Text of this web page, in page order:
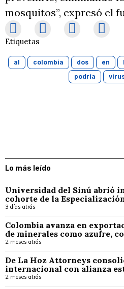
mosquitos”, expresó el
Etiquetas
al colombia dos en
podría
Lo más leído
Universidad del Sinú abrió
cohorte de la
3 días atrás
Colombia avanza en
de minerales como azufre,
2 meses atrás
De La Hoz Attorneys
internacional con alianza
2 meses atrás